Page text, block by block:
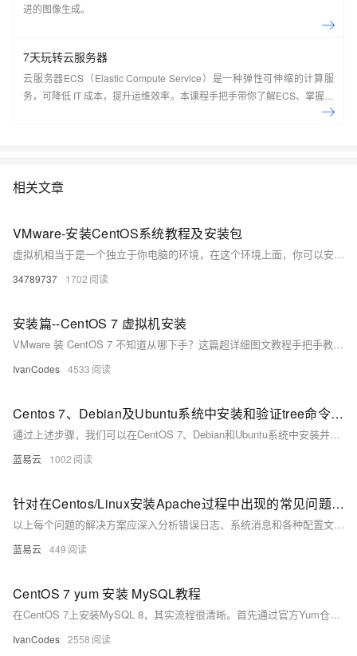
进的图像生成。
7天玩转云服务器
云服务器ECS（Elastic Compute Service）是一种弹性可伸缩的计算服
务，可降低 IT 成本，提升运维效率。本课程手把手带你了解ECS、掌握基
本操作、动手实操快照管理、镜像管理等。了解产品详
相关文章
VMware-安装CentOS系统教程及安装包
虚拟机相当于是一个独立于你电脑的环境，在这个环境上面，你可以安装Linux、Windows、Ubuntu等各个类型各个版本的系统，在这个系统里面你不用担心有病读等，不用担心文件误删导致系统崩溃。 虚拟机也和正常的电脑系统是一样的，也可以开关机，不用的时候，你关机就可以了，也不会占用你的系统资源，使用起来还是比较方便 这里也有已经做好的CentOS 7系统，下载下来解压后直接用VMware打开就可以使用
34789737 1702
安装篇--CentOS 7 虚拟机安装
VMware 装 CentOS 7 不知道从哪下手？这篇超详细图文教程手把手教你在 VMware Workstation 中完成 CentOS 7 桌面系统的完整安装流程。从 ISO 镜像下载、虚拟机配置，到安装图形界面、设置用户密码，每一步都有截图讲解，适合零基础新手快速上手。装好之后无论你是要搭 Hadoop 集群，还是练 Linux ，这个环境都够你折腾一整天！
IvanCodes 4533
Centos 7、Debian及Ubuntu系统中安装和验证tree命令的指南。
通过上述步骤，我们可以在CentOS 7、Debian和Ubuntu系统中安装并验证 `tree`命令。在命令行界面中执行安装命令，然后通过版本检查确认安装成功。这保证了在多个平台上 `tree`命令的一致性和可用性，使得用户无论在哪种Linux发行版上都能使用此工具浏览目录结构。
蓝易云 1002
针对在Centos/Linux安装Apache过程中出现的常见问题集锦
以上每个问题的解决方案应深入分析错误日志、系统消息和各种配置文件，以找到根本原因并加以解决。务必保持系统和Apache软件包更新到最新版本，以修复已知的bugs和安全漏洞。安装和管理Web服务器是一项需要细致关注和不断学习的任务。随着技术的发展，推荐定期查看官方文档和社区论坛，以保持知识的更新。
蓝易云 449
CentOS 7 yum 安装 MySQL教程
在CentOS 7上安装MySQL 8，其实流程很清晰。首先通过官方Yum仓库来安装服务，然后启动并设为开机自启。最重要的环节是首次安全设置：需要先从日志里找到临时密码来登录，再修改成你自己的密码，并为远程连接创建用户和授权。最后，也别忘了在服务器防火墙上放行3306端口，这样远程才能连上。
IvanCodes 2558